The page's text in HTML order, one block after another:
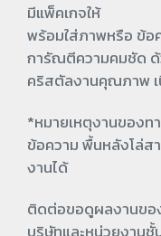
มีแพ็คเกจให้
พร้อมใส่ภาพหรือ ข้อ
การัณตีความคมชัด
คริสตัลงานคุณภาพ เ
*หมายเหตุงานของท
ข้อความ พื้นหลังโล่ส
งานได้
ติดต่อขอดูผลงานขอ